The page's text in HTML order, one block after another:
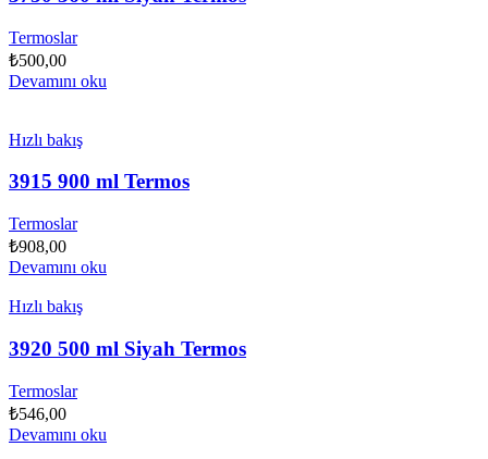
Termoslar
₺500,00
Devamını oku
Hızlı bakış
3915 900 ml Termos
Termoslar
₺908,00
Devamını oku
Hızlı bakış
3920 500 ml Siyah Termos
Termoslar
₺546,00
Devamını oku